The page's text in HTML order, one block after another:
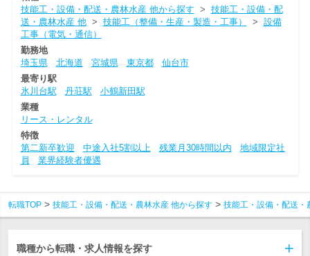
技能工・設備・配送・農林水産 他から探す > 技能工・設備・配
送・農林水産 他> 技能工（整備・生産・製造・工事） > 設備
工事（電気・通信）
勤務地
埼玉県
北海道 宮城県 東京都
仙台市
最寄り駅
氷川台駅
丹荘駅
小鶴新田駅
業種
リース・レンタル
特徴
第二新卒歓迎
中途入社5割以上 残業月30時間以内
地域限定社
員
業界経験者優遇
転職TOP 技能工・設備・配送・農林水産 他から探す 技能工・設備・配送・
職種から転職・求人情報を探す